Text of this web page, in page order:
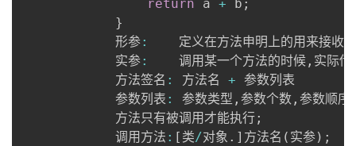
return a + b ;
}
      		形参
:
定义在方法申明上的用来接收
      		实参
:
	调用某一个方法的时候
, 实际传
      		方法签名
: 方法名 + 参数列表
      		参数列表
: 参数类型 , 参数个数 , 参数顺序
      		方法只有被调用才能执行
;
      		调用方法
: [ 类/对象 . ] 方法名 ( 实参) ;